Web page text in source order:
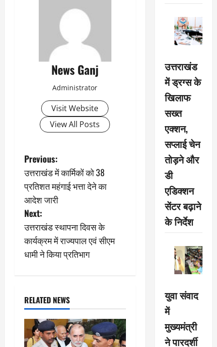
News Ganj
Administrator
Visit Website
View All Posts
P
o
s
t
n
a
i
g
Previous:
उत्तराखंड में कार्मिकों को 38
प्रतिशत महंगाई भत्ता देने का
आदेश जारी
Next:
उत्तराखंड स्थापना दिवस के
कार्यक्रम में राज्यपाल एवं सीएम
धामी ने किया प्रतिभाग
RELATED NEWS
उत्तराखंड
में ड्रग्स के
खिलाफ
सख्त
एक्शन,
सप्लाई चेन
तोड़ने और
डी
एडिक्शन
सेंटर बढ़ाने
के निर्देश
युवा संवाद
में
मुख्यमंत्री
ने पारदर्शी